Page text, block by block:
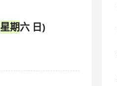
星期六 日)